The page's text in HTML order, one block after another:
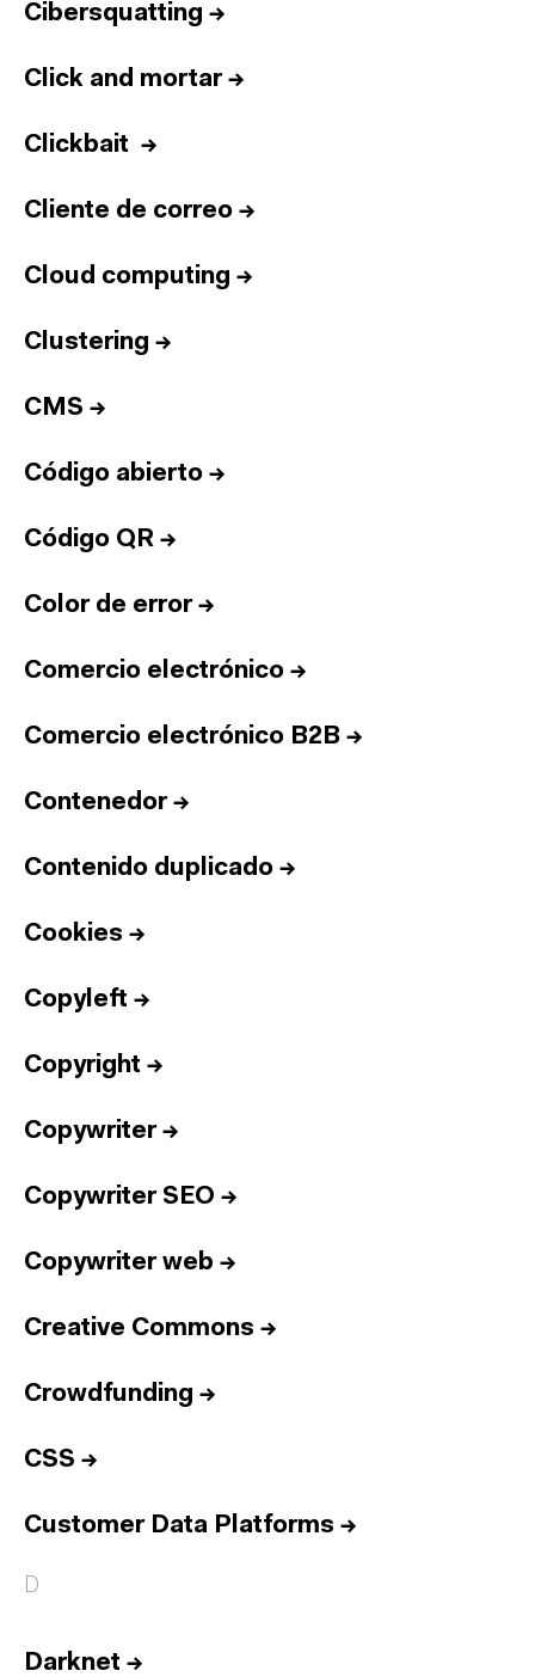
Cibersquatting →
Click and mortar→
Clickbait →
Cliente de correo →
Cloud computing →
Clustering →
CMS →
Código abierto →
Código QR →
Color de error→
Comercio electrónico →
Comercio electrónico B2B →
Contenedor→
Contenido duplicado →
Cookies →
Copyleft →
Copyright →
Copywriter→
Copywriter SEO →
Copywriter web →
Creative Commons →
Crowdfunding →
CSS →
Customer Data Platforms →
D
Darknet →